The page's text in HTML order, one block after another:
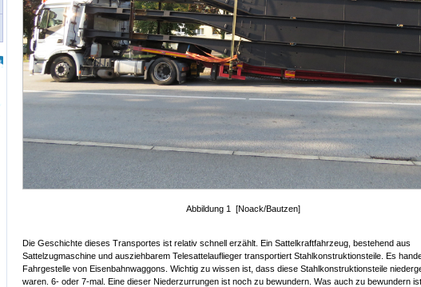
Abbildung 1 [Noack/Bautzen]
Die Geschichte dieses Transportes ist relativ schnell erzählt. Ein Sattelkraftfahrzeug, bestehend aus
Sattelzugmaschine und ausziehbarem Telesattelauflieger transportiert Stahlkonstruktionsteile. Es
Fahrgestelle von Eisenbahnwaggons. Wichtig zu wissen ist, dass diese Stahlkonstruktionsteile
waren. 6- oder 7-mal. Eine dieser Niederzurrungen ist noch zu bewundern. Was auch zu bewundern